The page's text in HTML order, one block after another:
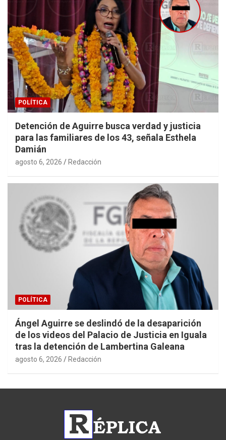
POLÍTICA
Detención de Aguirre busca verdad y justicia
para las familiares de los 43, señala Esthela
Damián
agosto 6, 2026 Redacción
POLÍTICA
Ángel Aguirre se deslindó de la desaparición
de los videos del Palacio de Justicia en Iguala
tras la detención de Lambertina Galeana
agosto 6, 2026 Redacción